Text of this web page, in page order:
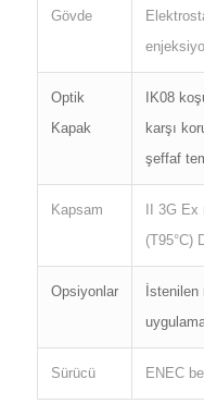
Gövde
Optik
Kapak
IK08
karşı
şeffaf
Kapsam
II 3G
(T95°C)
Opsiyonlar
İstenilen
Sürücü ENEC